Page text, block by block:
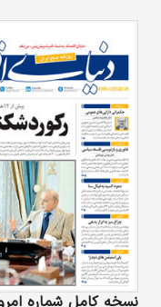
نسخه کامل شماره